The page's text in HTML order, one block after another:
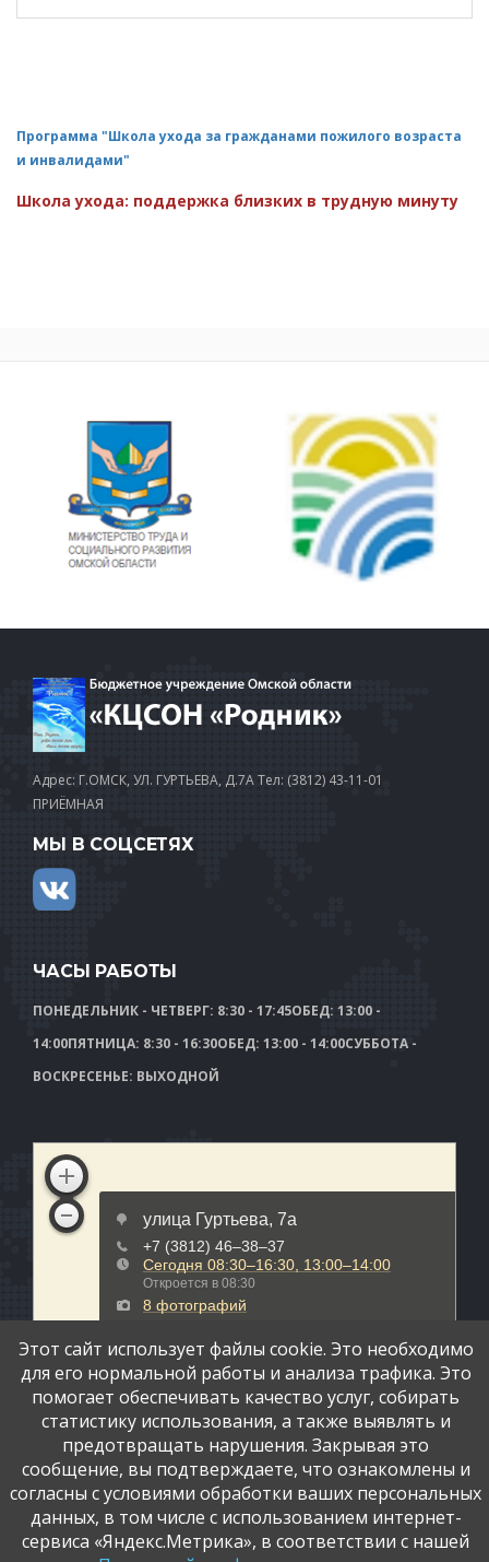
Программа "Школа ухода за гражданами пожилого возраста
и инвалидами"
Школа ухода: поддержка близких в трудную минуту
Адрес: Г.ОМСК, УЛ. ГУРТЬЕВА, Д.7АТел: (3812) 43-11-01
ПРИЁМНАЯ
МЫ В СОЦСЕТЯХ
ЧАСЫ РАБОТЫ
ПОНЕДЕЛЬНИК - ЧЕТВЕРГ: 8:30 - 17:45ОБЕД: 13:00 -
14:00ПЯТНИЦА: 8:30 - 16:30ОБЕД: 13:00 - 14:00СУББОТА -
ВОСКРЕСЕНЬЕ: ВЫХОДНОЙ
Этот сайт использует файлы cookie. Это необходимо
для его нормальной работы и анализа трафика. Это
помогает обеспечивать качество услуг, собирать
статистику использования, а также выявлять и
предотвращать нарушения. Закрывая это
сообщение, вы подтверждаете, что ознакомлены и
согласны с условиями обработки ваших персональных
данных, в том числе с использованием интернет-
сервиса «Яндекс.Метрика», в соответствии с нашей